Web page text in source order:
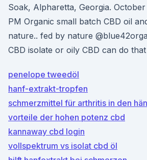
Soak, Alpharetta, Georgia. October
PM Organic small batch CBD oil
nature.. fed by nature
CBD isolate or oily CBD can do that
penelope tweedöl
hanf-extrakt-tropfen
schmerzmittel für arthritis in den
vorteile der hohen potenz cbd
kannaway cbd login
vollspektrum vs isolat cbd öl